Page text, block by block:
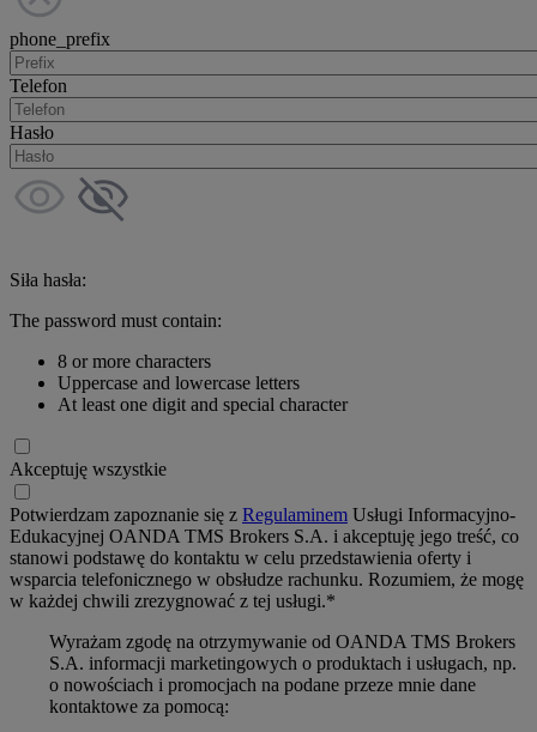
phone_prefix
Telefon
Hasło
Siła hasła:
The password must contain:
8 or more characters
Uppercase and lowercase letters
At least one digit and special character
Akceptuję wszystkie
Potwierdzam zapoznanie się z Regulaminem Usługi Informacyjno-
Edukacyjnej OANDA TMS Brokers S.A. i akceptuję jego treść, co
stanowi podstawę do kontaktu w celu przedstawienia oferty i
wsparcia telefonicznego w obsłudze rachunku. Rozumiem, że mogę
w każdej chwili zrezygnować z tej usługi.*
Wyrażam zgodę na otrzymywanie od OANDA TMS Brokers
S.A. informacji marketingowych o produktach i usługach, np.
o nowościach i promocjach na podane przeze mnie dane
kontaktowe za pomocą: